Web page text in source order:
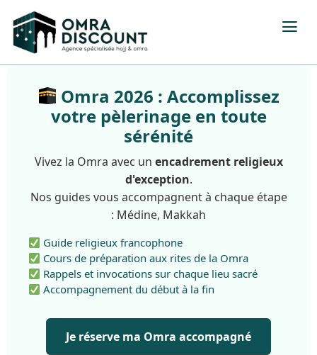
Omra 2026 : Accomplissez
votre pèlerinage en toute
sérénité
Vivez la Omra avec un encadrement religieux
d'exception.
Nos guides vous accompagnent à chaque étape
: Médine, Makkah
Guide religieux francophone
Cours de préparation aux rites de la Omra
Rappels et invocations sur chaque lieu sacré
Accompagnement du début à la fin
Je réserve ma Omra accompagné